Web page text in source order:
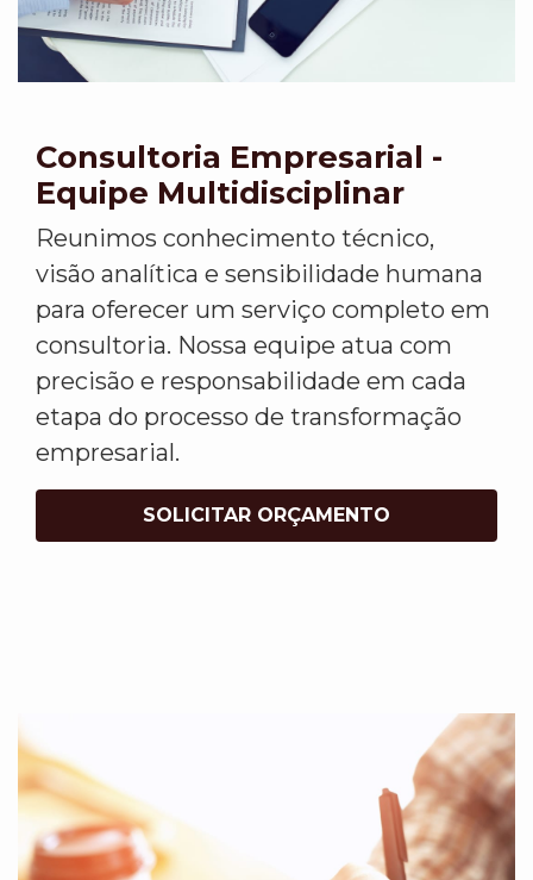
Consultoria Empresarial -
Equipe Multidisciplinar
Reunimos conhecimento técnico,
visão analítica e sensibilidade humana
para oferecer um serviço completo em
consultoria. Nossa equipe atua com
precisão e responsabilidade em cada
etapa do processo de transformação
empresarial.
SOLICITAR ORÇAMENTO